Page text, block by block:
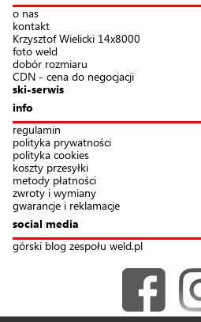
o nas
kontakt
Krzysztof Wielicki 14x8000
foto weld
dobór rozmiaru
CDN - cena do negocjacji
ski-serwis
info
regulamin
polityka prywatności
polityka cookies
koszty przesyłki
metody płatności
zwroty i wymiany
gwarancje i reklamacje
social media
górski blog zespołu weld.pl